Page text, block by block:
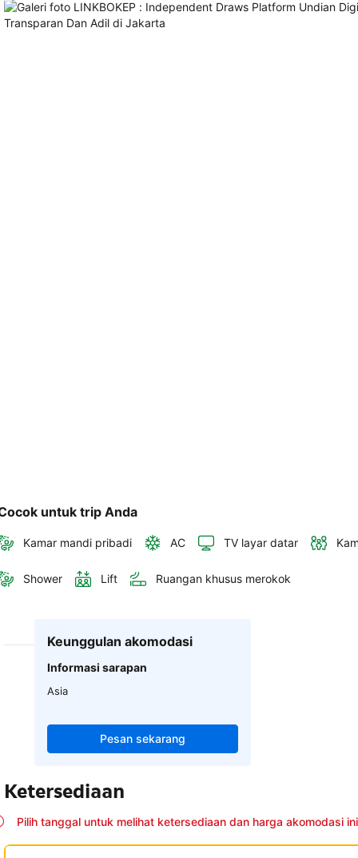
rincian
untuk trip Anda
Kamar mandi pribadi AC TV layar datar
Shower Lift Ruangan khusus merokok
Keunggulan akomodasi
Informasi sarapan
Asia
Pesan sekarang
Ketersediaan
Pilih tanggal untuk melihat ketersediaan dan harga akomodasi ini